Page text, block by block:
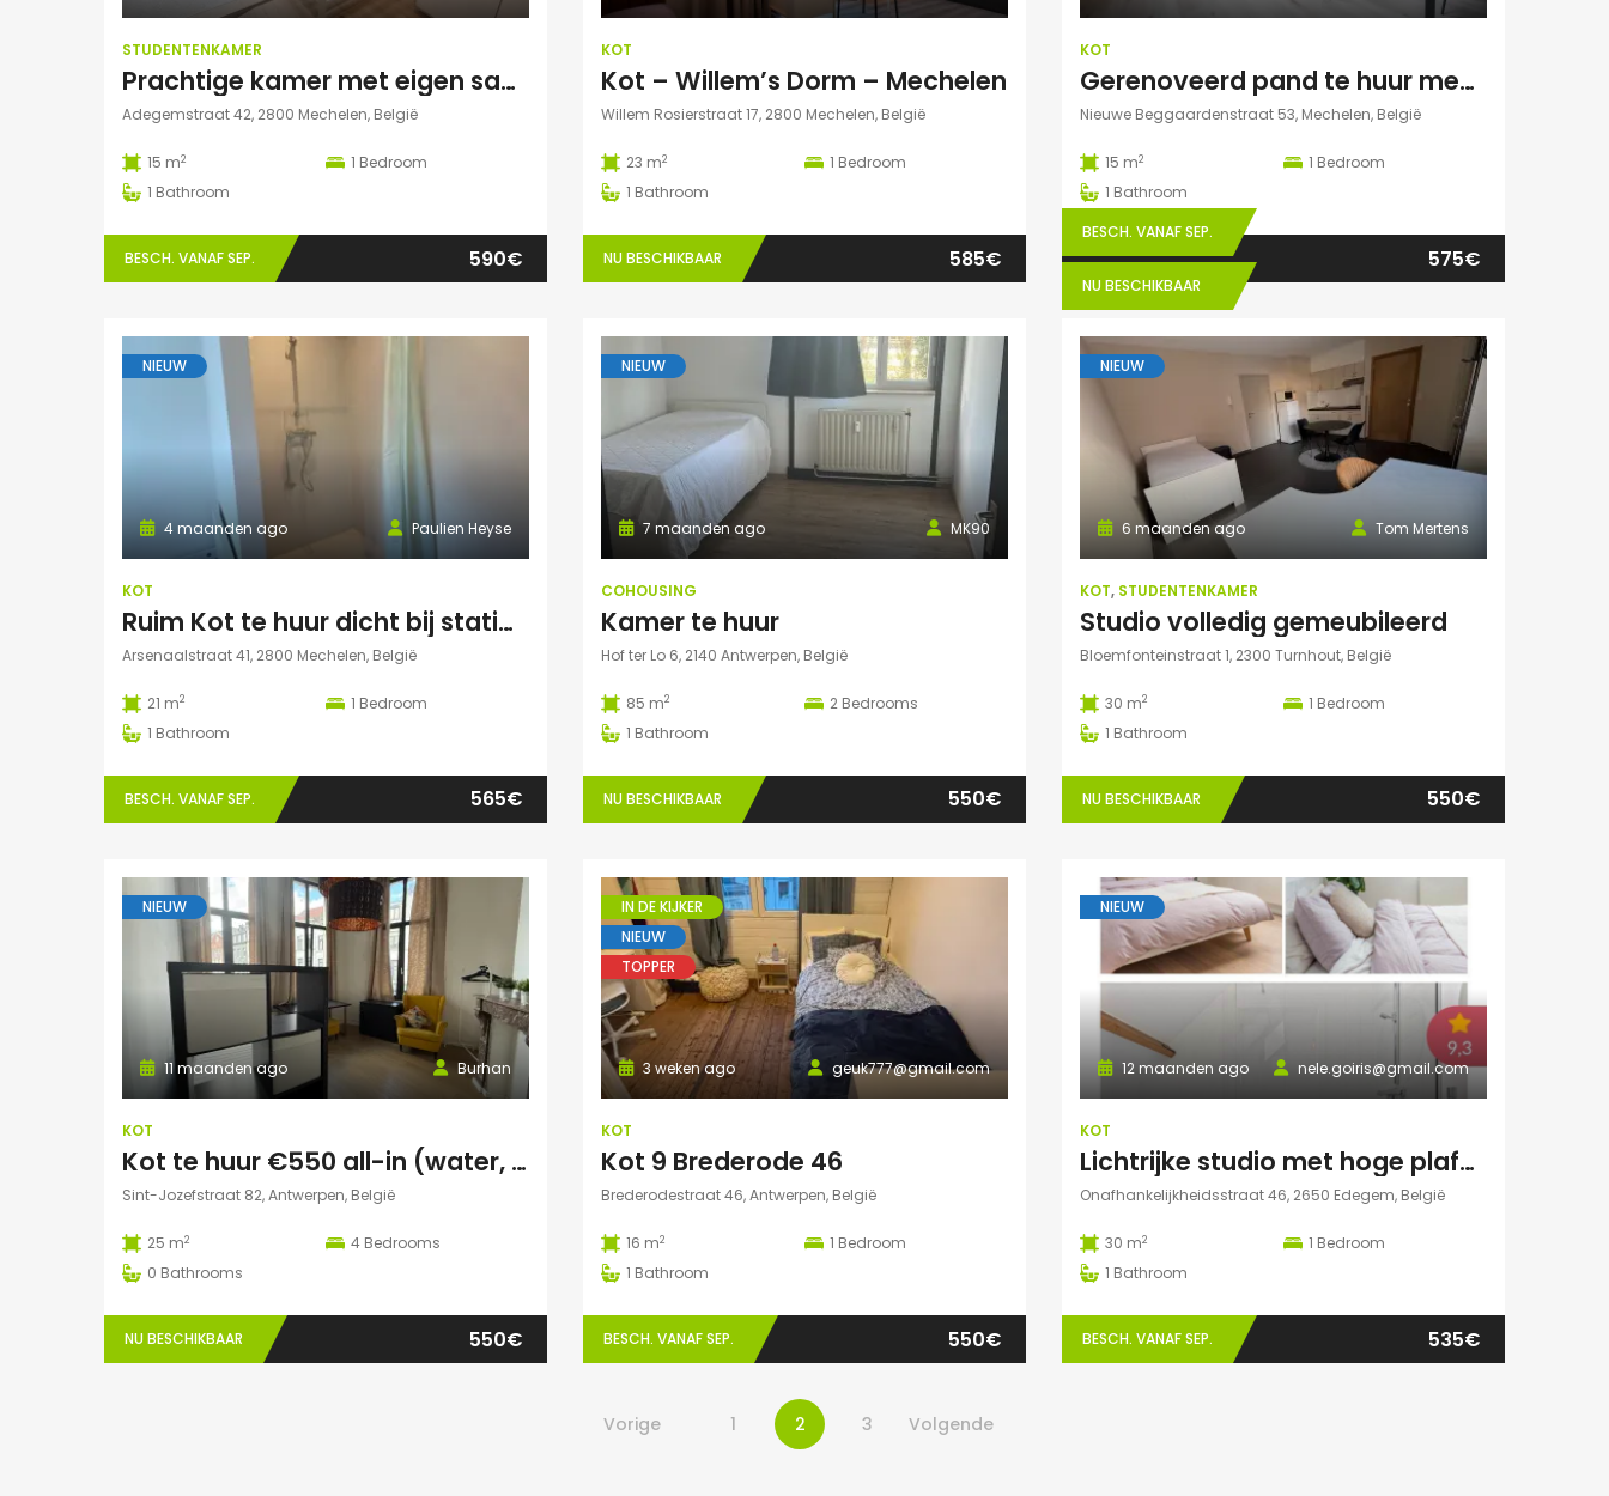
STUDENTENKAMER
Prachtige kamer met eigen sanitair!
Adegemstraat 42, 2800 Mechelen, België
15 m2 1 Bedroom
1 Bathroom
BESCH. VANAF SEP. 590€
KOT
Kot – Willem’s Dorm – Mechelen
Willem Rosierstraat 17, 2800 Mechelen, België
23 m2 1 Bedroom
1 Bathroom
NU BESCHIKBAAR 585€
KOT
Gerenoveerd pand te huur mechelen Nieuwe Beggaardenstr
Nieuwe Beggaardenstraat 53, Mechelen, België
15 m2 1 Bedroom
1 Bathroom
BESCH. VANAF SEP.
NU BESCHIKBAAR
575€
NIEUW
Paulien Heyse
4 maanden ago
KOT
Ruim Kot te huur dicht bij station Mechelen
Arsenaalstraat 41, 2800 Mechelen, België
21 m2 1 Bedroom
1 Bathroom
BESCH. VANAF SEP. 565€
NIEUW
MK90
7 maanden ago
COHOUSING
Kamer te huur
Hof ter Lo 6, 2140 Antwerpen, België
85 m2 2 Bedrooms
1 Bathroom
NU BESCHIKBAAR 550€
NIEUW
Tom Mertens
6 maanden ago
KOT, STUDENTENKAMER
Studio volledig gemeubileerd
Bloemfonteinstraat 1, 2300 Turnhout, België
30 m2 1 Bedroom
1 Bathroom
NU BESCHIKBAAR 550€
NIEUW
Burhan
11 maanden ago
KOT
Kot te huur €550 all-in (water, elektriciteit, wifi incl)
Sint-Jozefstraat 82, Antwerpen, België
25 m2 4 Bedrooms
0 Bathrooms
NU BESCHIKBAAR 550€
IN DE KIJKER
NIEUW
TOPPER
geuk777@gmail.com
3 weken ago
KOT
Kot 9 Brederode 46
Brederodestraat 46, Antwerpen, België
16 m2 1 Bedroom
1 Bathroom
BESCH. VANAF SEP. 550€
NIEUW
nele.goiris@gmail.com
12 maanden ago
KOT
Lichtrijke studio met hoge plafonds in Edegem
Onafhankelijkheidsstraat 46, 2650 Edegem, België
30 m2 1 Bedroom
1 Bathroom
BESCH. VANAF SEP. 535€
Vorige 1 2 3 Volgende